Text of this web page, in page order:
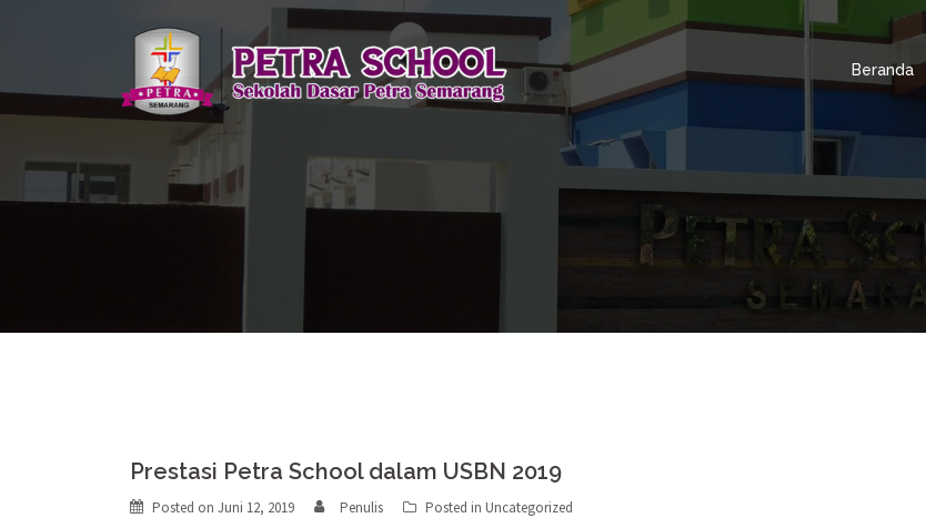
Beranda
Prestasi Petra School dalam USBN 2019
Posted on Juni 12, 2019 Penulis Posted in Uncategorized